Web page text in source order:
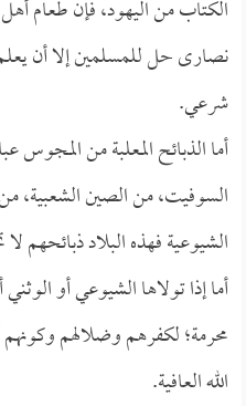
الكتاب من اليهود، فإن طعام
نصارى حل للمسلمين إلا أن
شرعي.
أما الذبائح المعلبة من المجوس
السوفيت، من الصين الشعبية، من
الشيوعية فهذه البلاد ذبائحهم
أما إذا تولاها الشيوعي أو
محرمة؛ لكفرهم وضلالهم
الله العافية.